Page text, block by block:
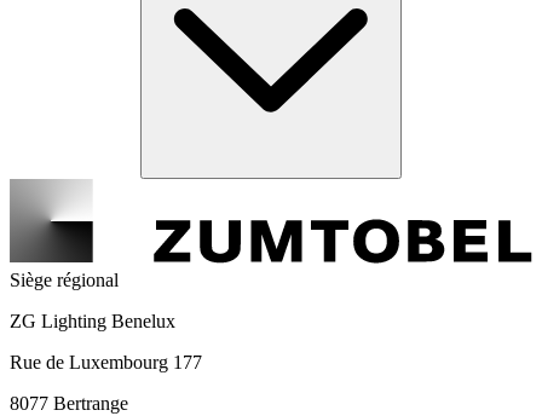
Siège régional
ZG Lighting Benelux
Rue de Luxembourg 177
8077 Bertrange